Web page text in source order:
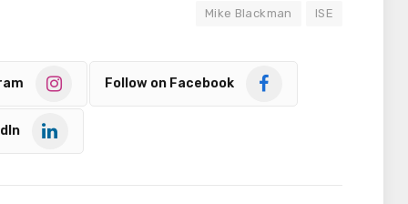
ISE
Mike Blackman
Follow on Facebook